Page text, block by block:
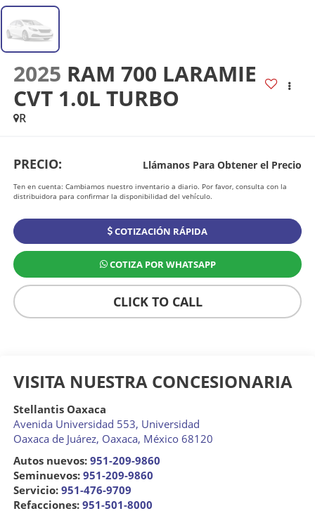
2025 RAM 700 LARAMIE
CVT 1.0L TURBO
R
PRECIO: Llámanos Para Obtener el Precio
Ten en cuenta: Cambiamos nuestro inventario a diario. Por favor, consulta con la
distribuidora para confirmar la disponibilidad del vehículo.
COTIZACIÓN RÁPIDA
COTIZA POR WHATSAPP
CLICK TO CALL
VISITA NUESTRA CONCESIONARIA
Stellantis Oaxaca
Avenida Universidad 553, Universidad
Oaxaca de Juárez, Oaxaca, México 68120
Autos nuevos: 951-209-9860
Seminuevos: 951-209-9860
Servicio: 951-476-9709
Refacciones: 951-501-8000